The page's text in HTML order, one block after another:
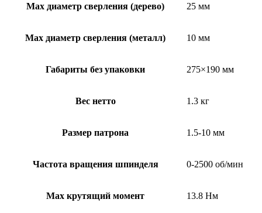
Мах диаметр сверления (дерево) 25 мм
Max диаметр сверления (металл) 10 мм
Габариты без упаковки 275×190 мм
Вес нетто 1.3 кг
Размер патрона 1.5-10 мм
Частота вращения шпинделя 0-2500 об/мин
Max крутящий момент 13.8 Нм